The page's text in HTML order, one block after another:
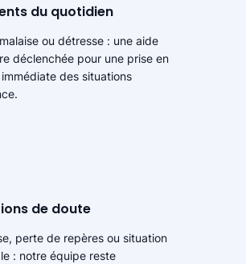
du quotidien
ou détresse : une aide
déclenchée pour une prise en
des situations
de doute
perte de repères ou situation
: notre équipe reste